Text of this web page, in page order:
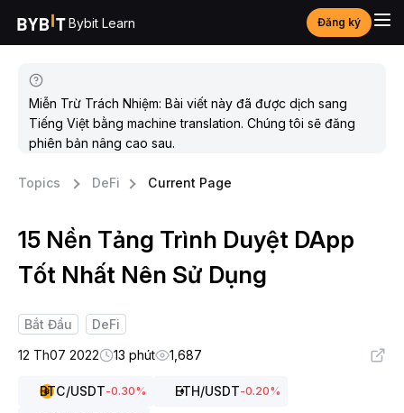
Bybit Learn Đăng ký
Miễn Trừ Trách Nhiệm: Bài viết này đã được dịch sang
Tiếng Việt bằng machine translation. Chúng tôi sẽ đăng
phiên bản nâng cao sau.
Topics DeFi Current Page
15 Nền Tảng Trình Duyệt DApp
Tốt Nhất Nên Sử Dụng
Bắt Đầu
DeFi
12 Th07 2022
13 phút 1,687
BTC/USDT-0.30% ETH/USDT-0.20%